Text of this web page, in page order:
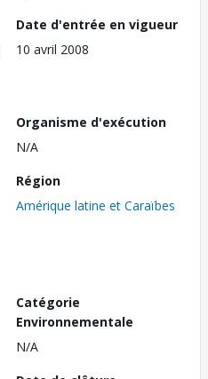
Date d'entrée en vigueur
10 avril 2008
Organisme d'exécution
N/A
Région
Amérique latine et Caraïbes
Catégorie
Environnementale
N/A